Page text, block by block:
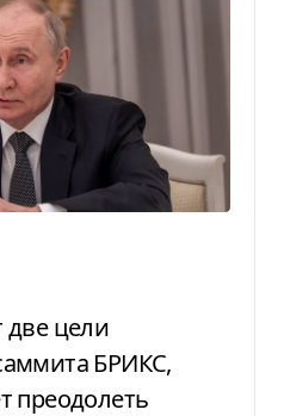
БРИКС,
преодолеть